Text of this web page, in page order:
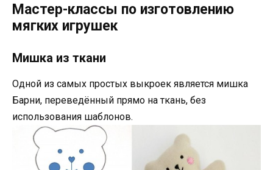
Мастер-классы по изготовлению
мягких игрушек
Мишка из ткани
Одной из самых простых выкроек является мишка
Барни, переведённый прямо на ткань, без
использования шаблонов.